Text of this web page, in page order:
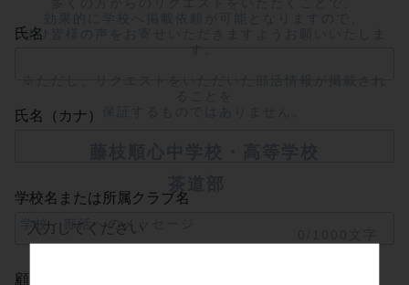
ぜひ皆様の声をお寄せいただきますようお願いいたしま
学校・部活へのメッセージ
氏名
氏名（カナ）
学校名または所属クラブ名
顧問または監督名